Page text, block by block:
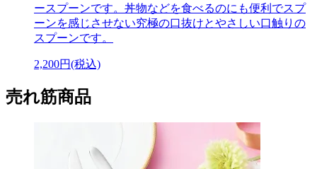
ースプーンです。丼物などを食べるのにも便利でスプ
ーンを感じさせない究極の口抜けとやさしい口触りの
スプーンです。
2,200円(税込)
売れ筋商品